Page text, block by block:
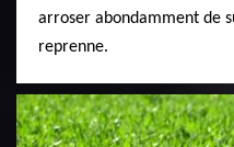
arroser abondamment de
reprenne.